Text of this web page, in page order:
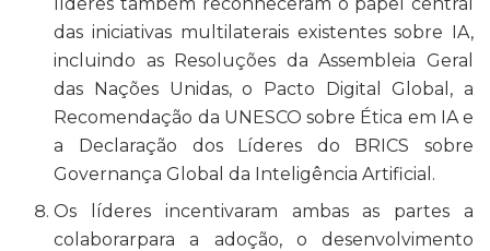
das iniciativas multilaterais existentes sobre IA,
incluindo as Resoluções da Assembleia Geral
das Nações Unidas, o Pacto Digital Global, a
Recomendação da UNESCO sobre Ética em IA e
a Declaração dos Líderes do BRICS sobre
Governança Global da Inteligência Artificial.
Os líderes incentivaram ambas as partes a
colaborarpara a adoção, o desenvolvimento